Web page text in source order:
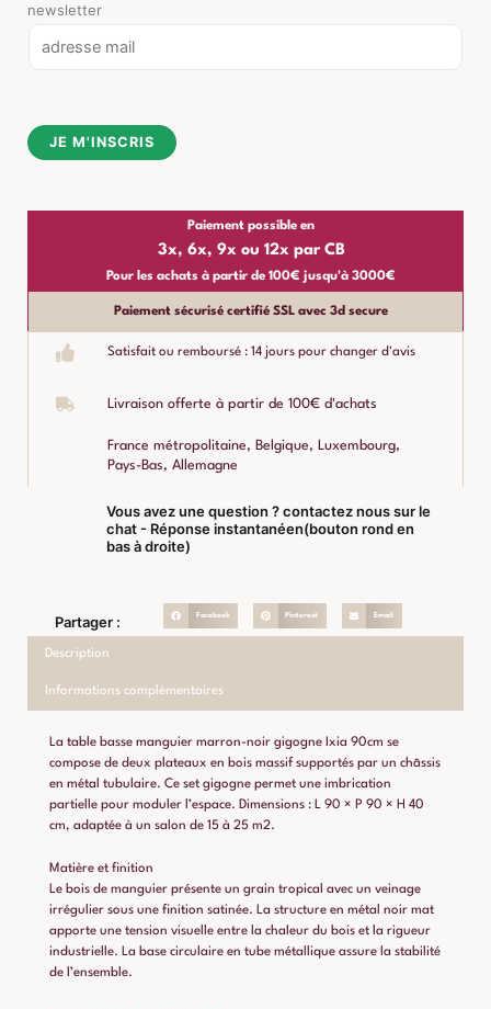
newsletter
m
l
JE M'INSCRIS
Paiement possible en
3x, 6x, 9x ou 12x par CB
Pour les achats à partir de 100€ jusqu'à 3000€
Paiement sécurisé certifié SSL avec 3d secure
Satisfait ou remboursé : 14 jours pour changer d'avis
Livraison offerte à partir de 100€ d'achats
France métropolitaine, Belgique, Luxembourg,
Pays-Bas, Allemagne
Vous avez une question ? contactez nous sur le
chat - Réponse instantanéen(bouton rond en
bas à droite)
Partager : Facebook Pinterest Email
Description
Informations complémentaires
La table basse manguier marron-noir gigogne Ixia 90cm se
compose de deux plateaux en bois massif supportés par un châssis
en métal tubulaire. Ce set gigogne permet une imbrication
partielle pour moduler l’espace. Dimensions : L 90 × P 90 × H 40
cm, adaptée à un salon de 15 à 25 m2.
Matière et finition
Le bois de manguier présente un grain tropical avec un veinage
irrégulier sous une finition satinée. La structure en métal noir mat
apporte une tension visuelle entre la chaleur du bois et la rigueur
industrielle. La base circulaire en tube métallique assure la stabilité
de l’ensemble.